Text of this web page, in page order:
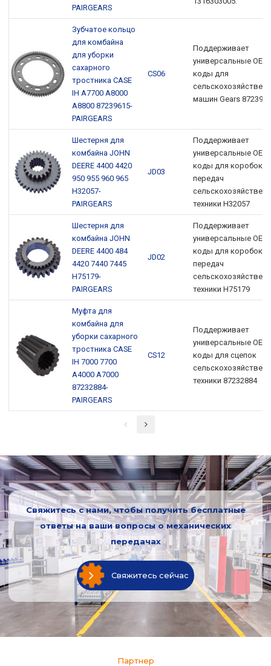
PAIRGEARS
Зубчатое кольцо
для комбайна
для уборки
сахарного
тростника CASE
IH A7700 A8000
A8800 87239615-
PAIRGEARS
CS06
Поддерживает
универсальные OEM-
коды для
машин Gears
Шестерня для
комбайна JOHN
DEERE 4400 4420
950 955 960 965
H32057-
PAIRGEARS
JD03
Поддерживает
универсальные OEM-
коды для коробок
передач
техники H32057
Шестерня для
комбайна JOHN
DEERE 4400 484
4420 7440 7445
H75179-
PAIRGEARS
JD02
Поддерживает
универсальные OEM-
коды для коробок
передач
техники H75179
Муфта для
комбайна для
уборки сахарного
тростника CASE
IH 7000 7700
A4000 A7000
87232884-
PAIRGEARS
CS12
Поддерживает
универсальные OEM-
коды для сцепок
техники 87232884
Свяжитесь с нами, чтобы получить бесплатные
ответы на ваши вопросы о механических
передачах
Свяжитесь сейчас
Партнер